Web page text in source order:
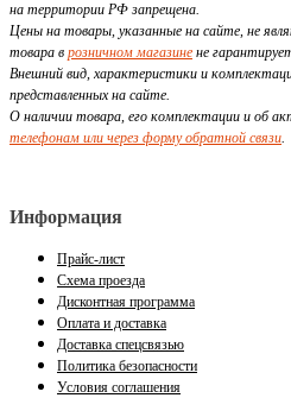
на территории РФ запрещена.
Цены на товары, указанные на сайте, не
товара в розничном магазине не
Внешний вид, характеристики и
представленных на сайте.
О наличии товара, его комплектации и об
телефонам или через форму обратной связи.
Информация
Прайс-лист
Схема проезда
Дисконтная программа
Оплата и доставка
Доставка спецсвязью
Политика безопасности
Условия соглашения